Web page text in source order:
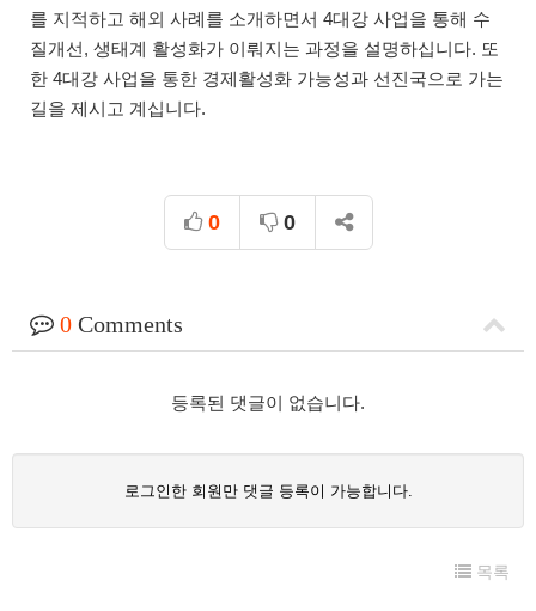
를 지적하고 해외 사례를 소개하면서 4대강 사업을 통해 수
질개선, 생태계 활성화가 이뤄지는 과정을 설명하십니다. 또
한 4대강 사업을 통한 경제활성화 가능성과 선진국으로 가는
길을 제시고 계십니다.
0 0
0 Comments
등록된 댓글이 없습니다.
로그인한 회원만 댓글 등록이 가능합니다.
목록